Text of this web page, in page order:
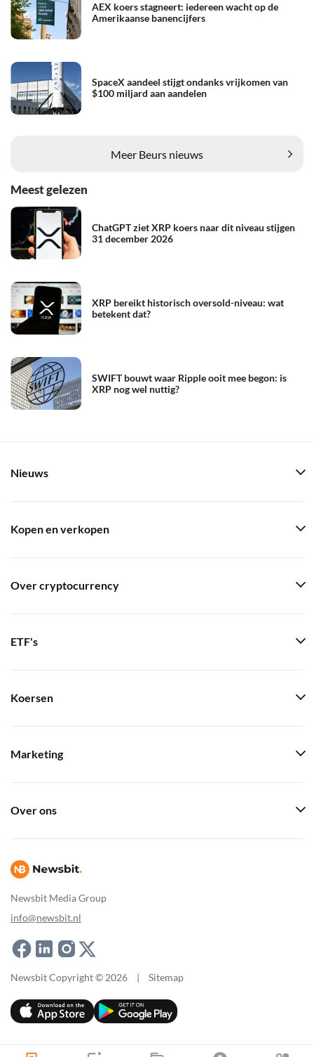
AEX koers stagneert: iedereen wacht op de
Amerikaanse banencijfers
SpaceX aandeel stijgt ondanks vrijkomen van
$100 miljard aan aandelen
Meer Beurs nieuws
Meest gelezen
ChatGPT ziet XRP koers naar dit niveau stijgen
31 december 2026
XRP bereikt historisch oversold-niveau: wat
betekent dat?
SWIFT bouwt waar Ripple ooit mee begon: is
XRP nog wel nuttig?
Newsbit Media Group
info@newsbit.nl
Nieuws
Kopen en verkopen
Over cryptocurrency
ETF's
Koersen
Marketing
Over ons
Newsbit Copyright © 2026 | Sitemap